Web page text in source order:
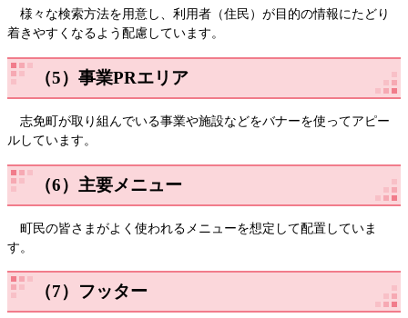
様々な検索方法を用意し、利用者（住民）が目的の情報にたどり
着きやすくなるよう配慮しています。
（5）事業PRエリア
志免町が取り組んでいる事業や施設などをバナーを使ってアピー
ルしています。
（6）主要メニュー
町民の皆さまがよく使われるメニューを想定して配置していま
す。
（7）フッター